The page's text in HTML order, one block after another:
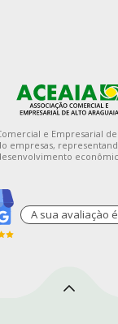
e Empresarial
empresas,
A sua avaliaçào